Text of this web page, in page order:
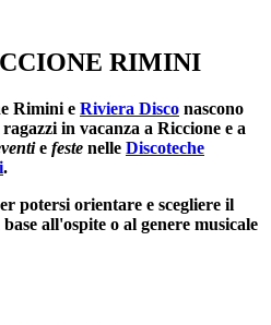
RIMINI
Rimini e Riviera Disco nascono
in vacanza a Riccione e a
e feste nelle Discoteche
.
potersi orientare e scegliere il
all'ospite o al genere musicale